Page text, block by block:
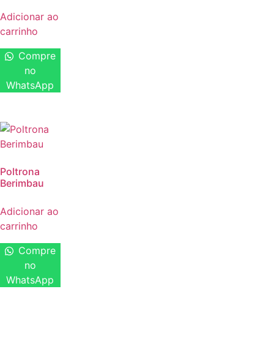
Adicionar ao
carrinho
Compre
no
WhatsApp
Poltrona
Berimbau
Adicionar ao
carrinho
Compre
no
WhatsApp